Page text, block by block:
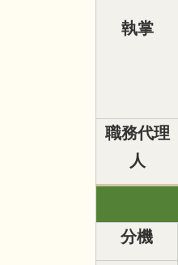
執掌
職務代理
人
分機